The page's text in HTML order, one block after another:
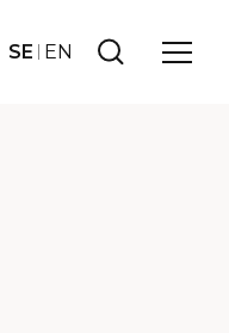
SE EN